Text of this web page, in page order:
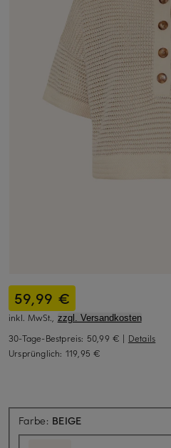
59,99 €
inkl. MwSt., zzgl. Versandkosten
30-Tage-Bestpreis: 50,99 € | Details
Ursprünglich: 119,95 €
Farbe: BEIGE